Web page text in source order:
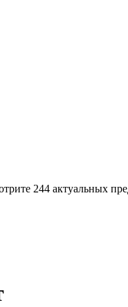
244 актуальных